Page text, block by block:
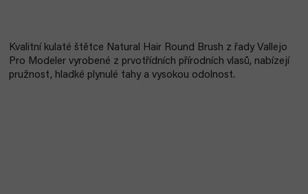
Kvalitní kulaté štětce Natural Hair Round Brush z řady Vallejo
Pro Modeler vyrobené z prvotřídních přírodních vlasů, nabízejí
pružnost, hladké plynulé tahy a vysokou odolnost.